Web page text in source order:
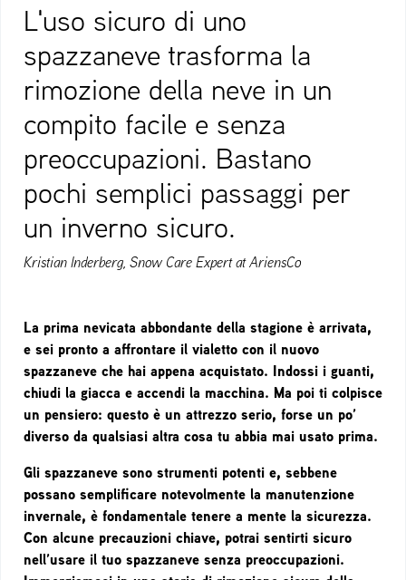
L'uso sicuro di uno
spazzaneve trasforma la
rimozione della neve in un
compito facile e senza
preoccupazioni. Bastano
pochi semplici passaggi per
un inverno sicuro.
Kristian Inderberg, Snow Care Expert at AriensCo
La prima nevicata abbondante della stagione è arrivata,
e sei pronto a affrontare il vialetto con il nuovo
spazzaneve che hai appena acquistato. Indossi i guanti,
chiudi la giacca e accendi la macchina. Ma poi ti colpisce
un pensiero: questo è un attrezzo serio, forse un po’
diverso da qualsiasi altra cosa tu abbia mai usato prima.
Gli spazzaneve sono strumenti potenti e, sebbene
possano semplificare notevolmente la manutenzione
invernale, è fondamentale tenere a mente la sicurezza.
Con alcune precauzioni chiave, potrai sentirti sicuro
nell’usare il tuo spazzaneve senza preoccupazioni.